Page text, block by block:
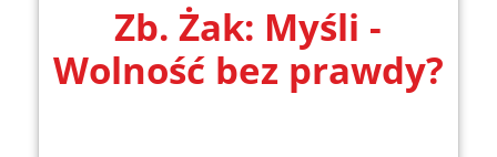
Zb. Żak: Myśli -
Wolność bez prawdy?